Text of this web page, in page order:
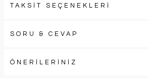
TAKSİT SEÇENEKLERİ
SORU & CEVAP
ÖNERİLERİNİZ